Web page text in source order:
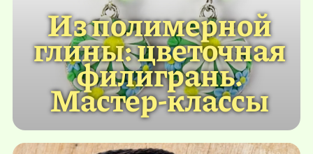
Из полимерной
глины: цветочная
филигрань.
Мастер-классы